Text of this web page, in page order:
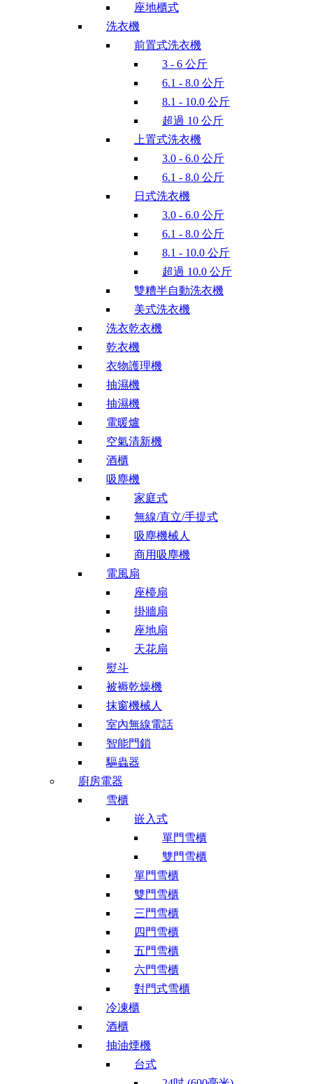
座地櫃式
洗衣機
前置式洗衣機
3 - 6 公斤
6.1 - 8.0 公斤
8.1 - 10.0 公斤
超過 10 公斤
上置式洗衣機
3.0 - 6.0 公斤
6.1 - 8.0 公斤
日式洗衣機
3.0 - 6.0 公斤
6.1 - 8.0 公斤
8.1 - 10.0 公斤
超過 10.0 公斤
雙糟半自動洗衣機
美式洗衣機
洗衣乾衣機
乾衣機
衣物護理機
抽濕機
抽濕機
電暖爐
空氣清新機
酒櫃
吸塵機
家庭式
無線/直立/手提式
吸塵機械人
商用吸塵機
電風扇
座檯扇
掛牆扇
座地扇
天花扇
熨斗
被褥乾燥機
抹窗機械人
室內無線電話
智能門鎖
驅蟲器
廚房電器
雪櫃
嵌入式
單門雪櫃
雙門雪櫃
單門雪櫃
雙門雪櫃
三門雪櫃
四門雪櫃
五門雪櫃
六門雪櫃
對門式雪櫃
冷凍櫃
酒櫃
抽油煙機
台式